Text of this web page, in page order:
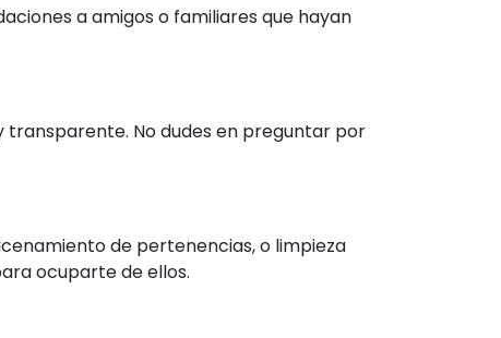
a amigos o familiares que hayan
transparente. No dudes en preguntar por
de pertenencias, o limpieza
ocuparte de ellos.